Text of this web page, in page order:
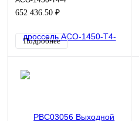
652 436.50 ₽
Подробнее